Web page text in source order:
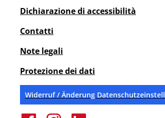
Dichiarazione di accessibilità
Contatti
Note legali
Protezione dei dati
Widerruf / Änderung